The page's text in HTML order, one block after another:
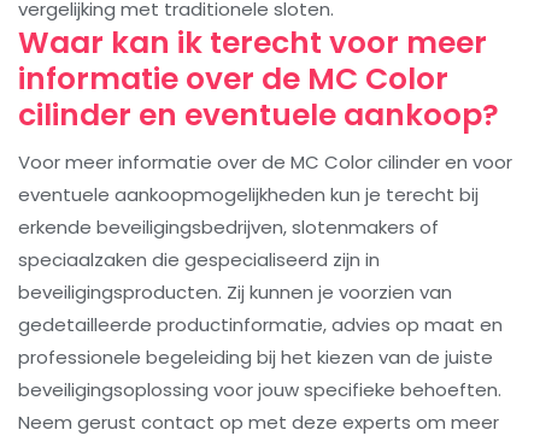
vergelijking met traditionele sloten.
Waar kan ik terecht voor meer
informatie over de MC Color
cilinder en eventuele aankoop?
Voor meer informatie over de MC Color cilinder en voor
eventuele aankoopmogelijkheden kun je terecht bij
erkende beveiligingsbedrijven, slotenmakers of
speciaalzaken die gespecialiseerd zijn in
beveiligingsproducten. Zij kunnen je voorzien van
gedetailleerde productinformatie, advies op maat en
professionele begeleiding bij het kiezen van de juiste
beveiligingsoplossing voor jouw specifieke behoeften.
Neem gerust contact op met deze experts om meer